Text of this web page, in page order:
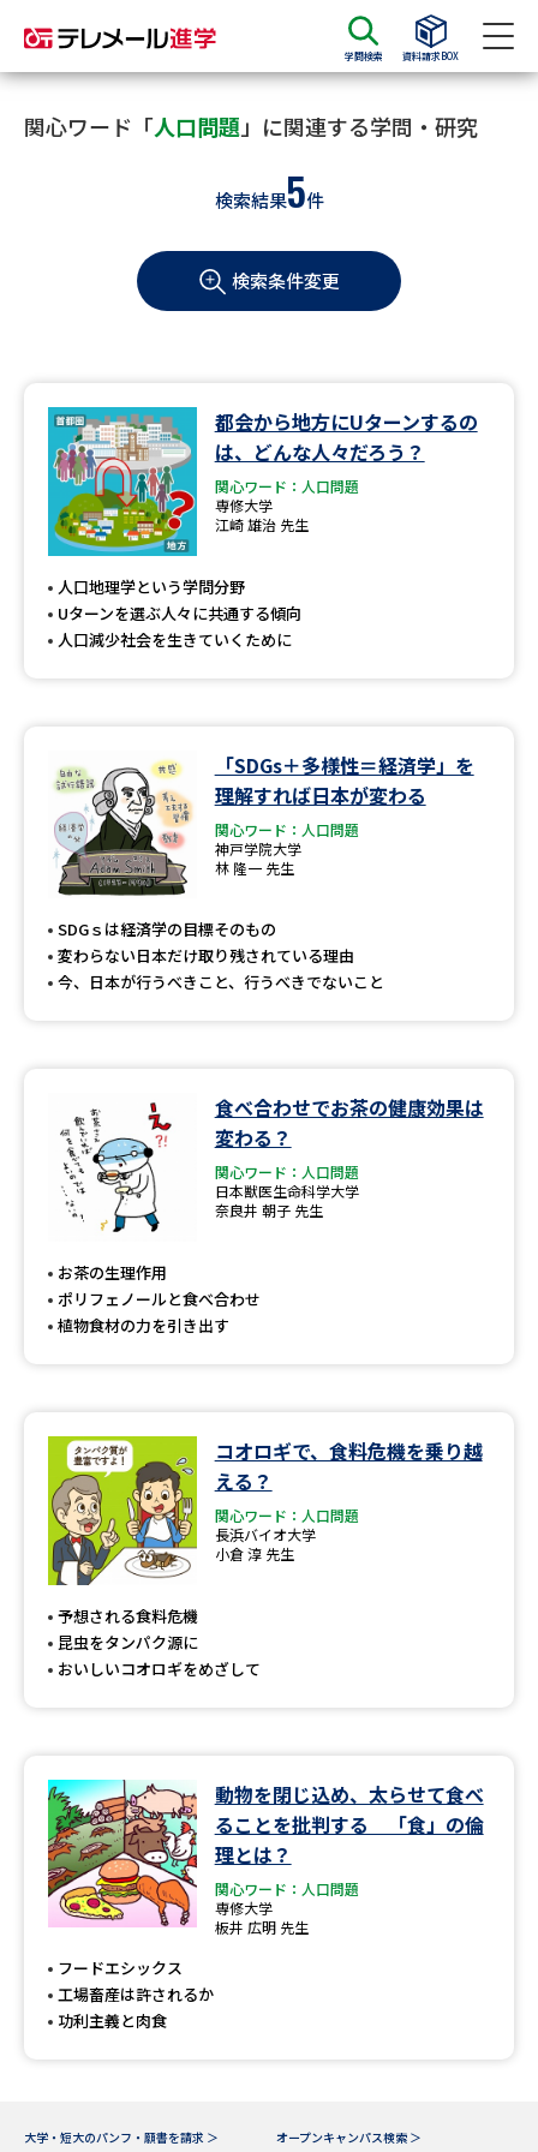
学問検索 資料請求BOX
資料請求 資料検索
大学・短大の資料種類から請求
学部・学科パンフ
過去問題集
大学・短大以外の資料から請求
専門学校の資料請求 大学院の資料請求
留学・進学関連、塾・予備校
内」の請求
高等学校（情報）教員資格認定
大学研究
大学で学べる内容や特徴を調べる
データサイエンス特集 奨学金・特待生制度特集
デジタルパンフレット 進路の３択
（高3生用）
SELFBRAND特集ページ
オープンキャンパス検索 実施プログラムから探す
来場型・Web型イベント特集 夢ナビライブ
受験準備
先輩が入学を決めた理由 テレメール全国一斉進学調査
新生活お役立ちガイド
学問発見
関心ワード「人口問題」に関連する学問・研究
検索結果5件
検索条件変更
都会から地方にUターンするの
は、どんな人々だろう？
関心ワード：人口問題
専修大学
江崎 雄治 先生
人口地理学という学問分野
Uターンを選ぶ人々に共通する傾向
人口減少社会を生きていくために
「SDGs＋多様性＝経済学」を
理解すれば日本が変わる
関心ワード：人口問題
神戸学院大学
林 隆一 先生
SDGｓは経済学の目標そのもの
変わらない日本だけ取り残されている理由
今、日本が行うべきこと、行うべきでないこと
食べ合わせでお茶の健康効果は
変わる？
関心ワード：人口問題
日本獣医生命科学大学
奈良井 朝子 先生
お茶の生理作用
ポリフェノールと食べ合わせ
植物食材の力を引き出す
コオロギで、食料危機を乗り越
える？
関心ワード：人口問題
長浜バイオ大学
小倉 淳 先生
予想される食料危機
昆虫をタンパク源に
おいしいコオロギをめざして
動物を閉じ込め、太らせて食べ
ることを批判する 「食」の倫
理とは？
関心ワード：人口問題
専修大学
板井 広明 先生
フードエシックス
工場畜産は許されるか
功利主義と肉食
大学・短大のパンフ・願書を請求 ＞ オープンキャンパス検索 ＞